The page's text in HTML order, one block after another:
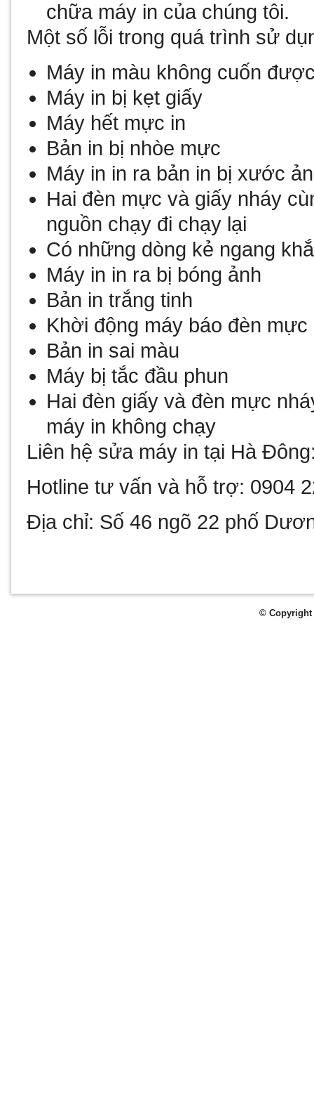
chữa máy in của chúng tôi.
Một số lỗi trong quá trình sử
Máy in màu không cuốn
Máy in bị kẹt giấy
Máy hết mực in
Bản in bị nhòe mực
Máy in in ra bản in bị xước
Hai đèn mực và giấy nháy
nguồn chạy đi chạy lại
Có những dòng kẻ ngang
Máy in in ra bị bóng ảnh
Bản in trắng tinh
Khời động máy báo đèn
Bản in sai màu
Máy bị tắc đầu phun
Hai đèn giấy và đèn mực
máy in không chạy
Liên hệ sửa máy in tại Hà Đông
Hotline tư vấn và hỗ trợ: 0904
Địa chỉ: Số 46 ngõ 22 phố
© Copyright